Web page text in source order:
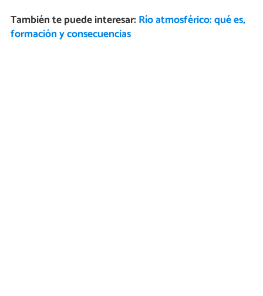
También te puede interesar: Río atmosférico: qué es,
formación y consecuencias